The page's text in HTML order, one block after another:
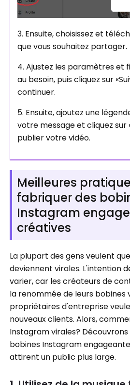
3. Ensuite, choisissez et
que vous souhaitez partager.
4. Ajustez les paramètres et
au besoin, puis cliquez sur
continuer.
5. Ensuite, ajoutez une
votre message et cliquez sur
publier votre vidéo.
Meilleures
fabriquer des
Instagram
créatives
La plupart des gens veulent
deviennent virales. L'intention
varier, car les créateurs de
la renommée de leurs bobines
propriétaires d'entreprise
nouveaux clients. Alors,
Instagram virales?
bobines Instagram
attirent un public plus large.